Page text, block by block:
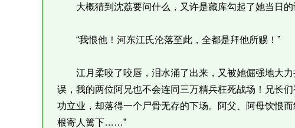
大概猜到沈荔要问什么，又许是藏库勾起了她当日的
“我恨他！河东江氏沦落至此，全都是拜他所赐！”
江月柔咬了咬唇，泪水涌了出来，又被她倔强地大力
误，我的两位阿兄也不会连同三万精兵枉死战场！兄长
功立业，却落得一个尸骨无存的下场。阿父、阿母饮恨
根寄人篱下……”